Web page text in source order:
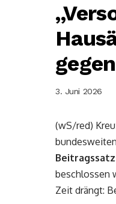
3. Juni 2026
(wS/red)
beschlossen
Zeit drängt: